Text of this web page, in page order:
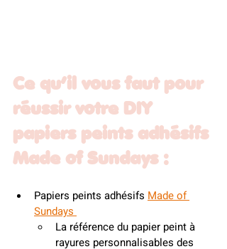
Ce qu’il vous faut pour
réussir votre DIY
papiers peints adhésifs
Made of Sundays :
Papiers peints adhésifs Made of
Sundays
La référence du papier peint à
rayures personnalisables des